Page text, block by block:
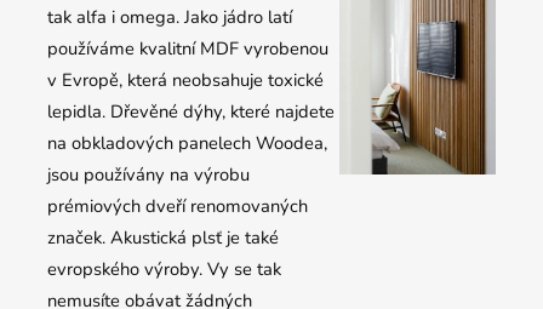
tak alfa i omega. Jako jádro latí
používáme kvalitní MDF vyrobenou
v Evropě, která neobsahuje toxické
lepidla. Dřevěné dýhy, které najdete
na obkladových panelech Woodea,
jsou používány na výrobu
prémiových dveří renomovaných
značek. Akustická plsť je také
evropského výroby. Vy se tak
nemusíte obávat žádných